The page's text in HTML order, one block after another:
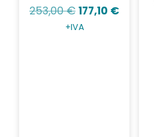
253,00€ 177,10 €
+IVA